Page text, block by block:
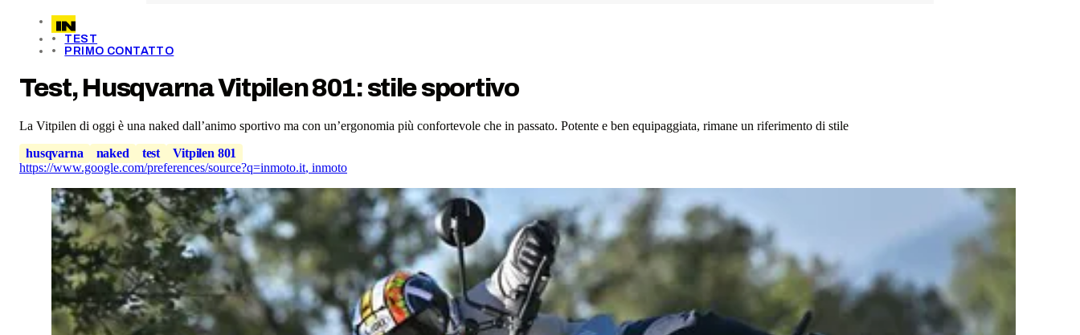
TEST
PRIMO CONTATTO
Test, Husqvarna Vitpilen 801: stile sportivo
La Vitpilen di oggi è una naked dall’animo sportivo ma con un’ergonomia più confortevole che in passato. Potente e ben equipaggiata, rimane un riferimento di stile
husqvarna
naked test
Vitpilen 801
https://www.google.com/preferences/source?q=inmoto.it, inmoto